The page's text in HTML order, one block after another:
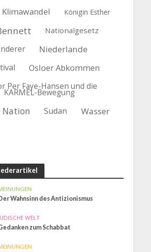
Klimawandel Königin Esther
Nationalgesetz
Niederlande
Osloer Abkommen
Per Faye-Hansen und die
KARMEL-Bewegung
Sudan Wasser
Wahnsinn des Antizionismus
WELT
zum Schabbat